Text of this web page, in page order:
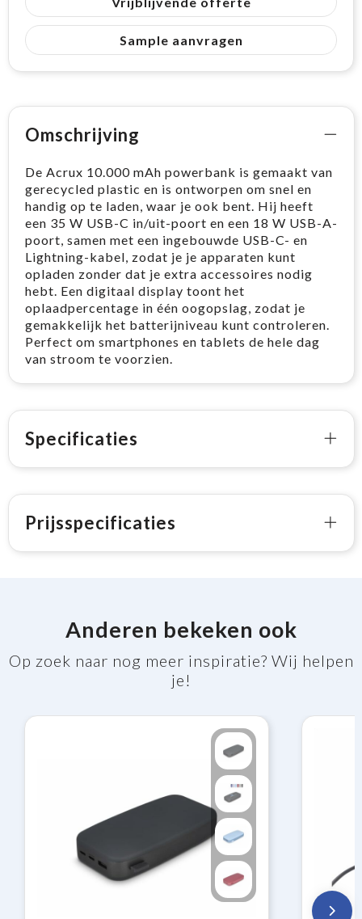
Sample aanvragen
Omschrijving
De Acrux 10.000 mAh powerbank is gemaakt van
gerecycled plastic en is ontworpen om snel en
handig op te laden, waar je ook bent. Hij heeft
een 35 W USB-C in/uit-poort en een 18 W USB-A-
poort, samen met een ingebouwde USB-C- en
Lightning-kabel, zodat je je apparaten kunt
opladen zonder dat je extra accessoires nodig
hebt. Een digitaal display toont het
oplaadpercentage in één oogopslag, zodat je
gemakkelijk het batterijniveau kunt controleren.
Perfect om smartphones en tablets de hele dag
van stroom te voorzien.
Specificaties
Prijsspecificaties
Anderen bekeken ook
Op zoek naar nog meer inspiratie? Wij helpen
je!